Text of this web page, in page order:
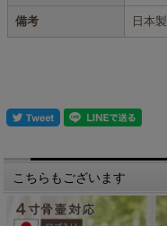
備考 日本製
こちらもございます